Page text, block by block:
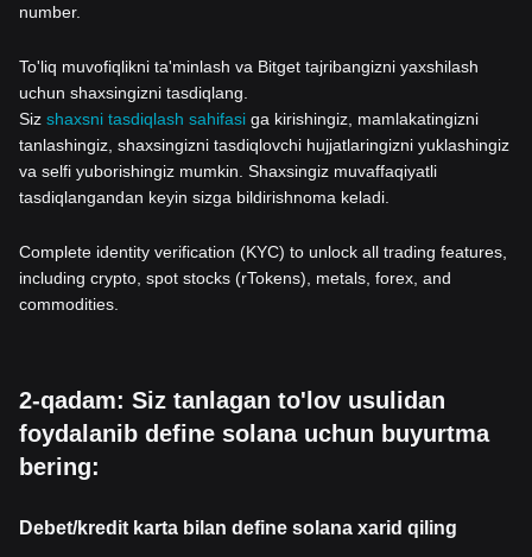
number.
To'liq muvofiqlikni ta'minlash va Bitget tajribangizni yaxshilash
uchun shaxsingizni tasdiqlang.
Siz shaxsni tasdiqlash sahifasi ga kirishingiz, mamlakatingizni
tanlashingiz, shaxsingizni tasdiqlovchi hujjatlaringizni yuklashingiz
va selfi yuborishingiz mumkin. Shaxsingiz muvaffaqiyatli
tasdiqlangandan keyin sizga bildirishnoma keladi.
Complete identity verification (KYC) to unlock all trading features,
including crypto, spot stocks (rTokens), metals, forex, and
commodities.
2-qadam: Siz tanlagan to'lov usulidan
foydalanib define solana uchun buyurtma
bering:
Debet/kredit karta bilan define solana xarid qiling